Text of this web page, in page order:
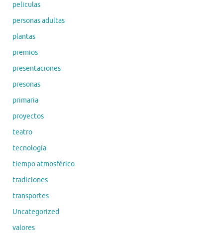
peliculas
personas adultas
plantas
premios
presentaciones
presonas
primaria
proyectos
teatro
tecnología
tiempo atmosférico
tradiciones
transportes
Uncategorized
valores